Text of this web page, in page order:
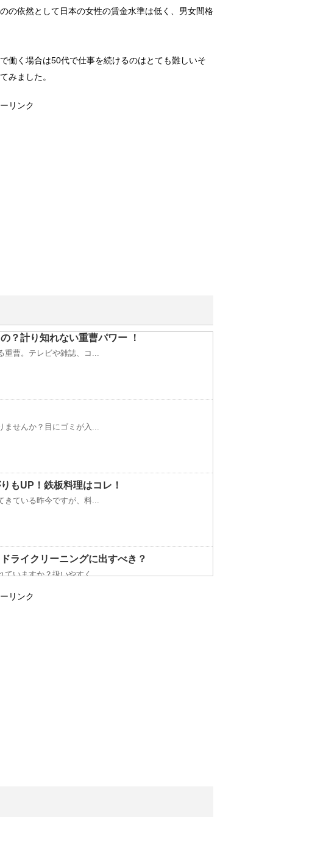
の依然として日本の女性の賃金水準は低く、男女間格
働く場合は50代で仕事を続けるのはとても難しいそ
みました。
リンク
？計り知れない重曹パワー ！
曹。テレビや雑誌、コ...
せんか？目にゴミが入...
もUP！鉄板料理はコレ！
ている昨今ですが、料...
ライクリーニングに出すべき？
ていますか？扱いやすく...
から登山につかえる便...
リンク